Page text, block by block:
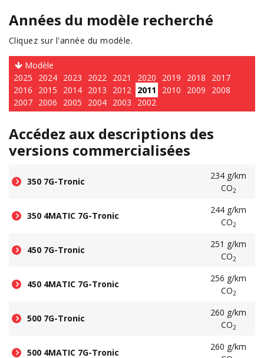
Années du modèle recherché
Cliquez sur l'année du modèle.
Modèle
2025
2024 2023 2022 2021 2020 2019 2018
2017
2016
2015 2014 2013 2012 2011 2010 2009
2008
2007 2006 2005 2004 2003 2002
Accédez aux descriptions des
versions commercialisées
350 7G-Tronic
234 g/km
CO2
350 4MATIC 7G-Tronic
244 g/km
CO2
450 7G-Tronic
251 g/km
CO2
450 4MATIC 7G-Tronic
256 g/km
CO2
500 7G-Tronic
260 g/km
CO2
500 4MATIC 7G-Tronic
260 g/km